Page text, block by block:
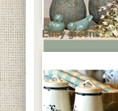
Easy greens